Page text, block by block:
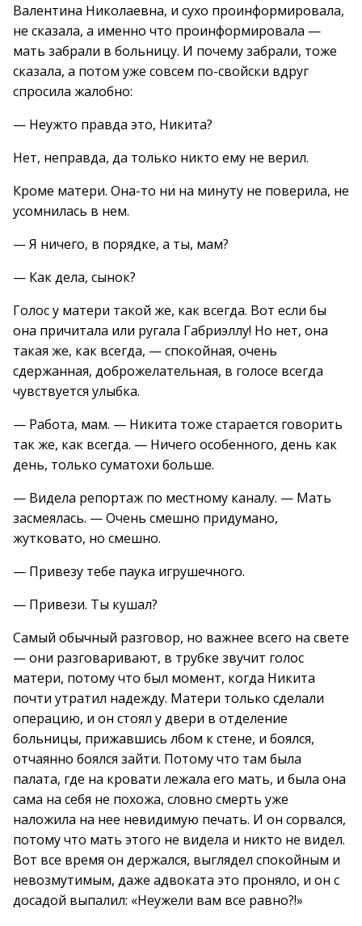
Валентина Николаевна, и сухо проинформировала,
не сказала, а именно что проинформировала —
мать забрали в больницу. И почему забрали, тоже
сказала, а потом уже совсем по-свойски вдруг
спросила жалобно:
— Неужто правда это, Никита?
Нет, неправда, да только никто ему не верил.
Кроме матери. Она-то ни на минуту не поверила, не
усомнилась в нем.
— Я ничего, в порядке, а ты, мам?
— Как дела, сынок?
Голос у матери такой же, как всегда. Вот если бы
она причитала или ругала Габриэллу! Но нет, она
такая же, как всегда, — спокойная, очень
сдержанная, доброжелательная, в голосе всегда
чувствуется улыбка.
— Работа, мам. — Никита тоже старается говорить
так же, как всегда. — Ничего особенного, день как
день, только суматохи больше.
— Видела репортаж по местному каналу. — Мать
засмеялась. — Очень смешно придумано,
жутковато, но смешно.
— Привезу тебе паука игрушечного.
— Привези. Ты кушал?
Самый обычный разговор, но важнее всего на свете
— они разговаривают, в трубке звучит голос
матери, потому что был момент, когда Никита
почти утратил надежду. Матери только сделали
операцию, и он стоял у двери в отделение
больницы, прижавшись лбом к стене, и боялся,
отчаянно боялся зайти. Потому что там была
палата, где на кровати лежала его мать, и была она
сама на себя не похожа, словно смерть уже
наложила на нее невидимую печать. И он сорвался,
потому что мать этого не видела и никто не видел.
Вот все время он держался, выглядел спокойным и
невозмутимым, даже адвоката это проняло, и он с
досадой выпалил: «Неужели вам все равно?!»